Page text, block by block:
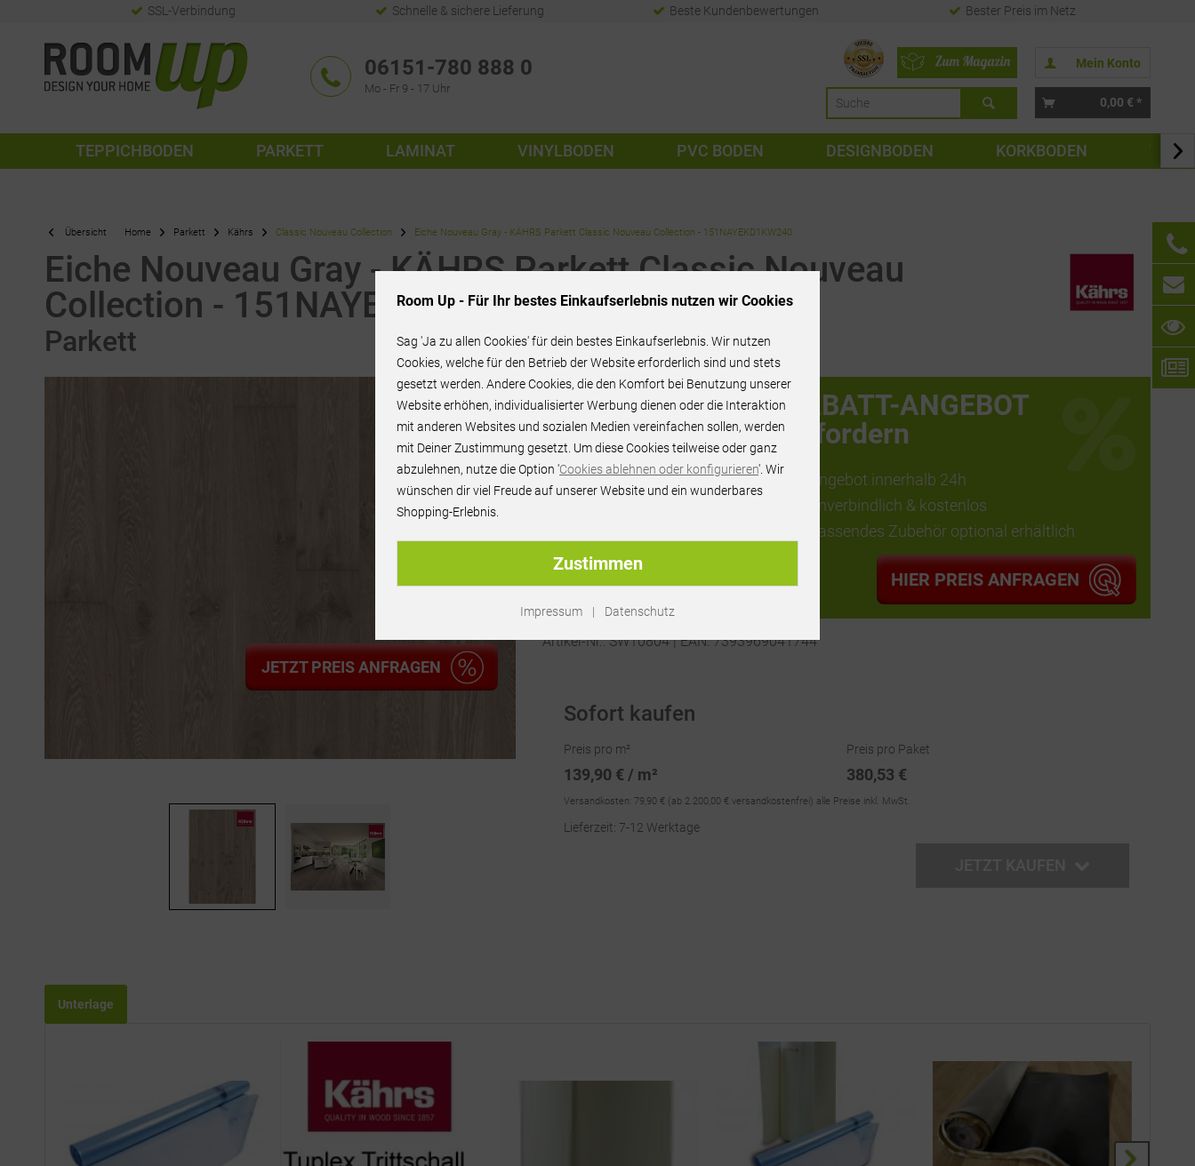
SSL-Verbindung Schnelle & sichere Lieferung Beste Kundenbewertungen Bester Preis im Netz
06151-780 888 0
Mo - Fr 9 - 17 Uhr
Mein Konto
0,00 € *
TEPPICHBODEN PARKETT LAMINAT VINYLBODEN PVC BODEN DESIGNBODEN KORKBODEN 
Übersicht Home Parkett Kährs Classic Nouveau Collection Eiche Nouveau Gray - KÄHRS Parkett Classic Nouveau Collection - 151NAYEKD1KW240
Eiche Nouveau Gray - KÄHRS Parkett Classic Nouveau
Collection - 151NAYEKD1KW240
Parkett
JETZT PREIS ANFRAGEN
139,90 € / m²
inkl. MwSt.
RABATT-ANGEBOT
anfordern
Angebot innerhalb 24h
unverbindlich & kostenlos
passendes Zubehör optional erhältlich
HIER PREIS ANFRAGEN
Artikel-Nr.:SW10804| EAN: 7393969041744
Sofort kaufen
Preis pro m²
139,90 € / m²
Preis pro Paket
380,53 €
Versandkosten: 79,90 € (ab 2.200,00 € versandkostenfrei) alle Preise inkl. MwSt.
Lieferzeit: 7-12 Werktage
Unterlage
Room Up - Für Ihr bestes Einkaufserlebnis nutzen wir Cookies
Sag 'Ja zu allen Cookies' für dein bestes Einkaufserlebnis. Wir nutzen
Cookies, welche für den Betrieb der Website erforderlich sind und stets
gesetzt werden. Andere Cookies, die den Komfort bei Benutzung unserer
Website erhöhen, individualisierter Werbung dienen oder die Interaktion
mit anderen Websites und sozialen Medien vereinfachen sollen, werden
mit Deiner Zustimmung gesetzt. Um diese Cookies teilweise oder ganz
abzulehnen, nutze die Option 'Cookies ablehnen oder konfigurieren'. Wir
wünschen dir viel Freude auf unserer Website und ein wunderbares
Shopping-Erlebnis.
Zustimmen
Impressum | Datenschutz